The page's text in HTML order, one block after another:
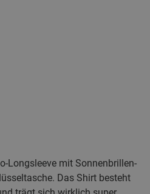
Longsleeve mit Sonnenbrillen-
Das Shirt besteht